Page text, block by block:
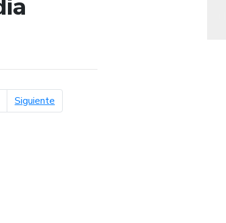
Siguientepágina siguiente